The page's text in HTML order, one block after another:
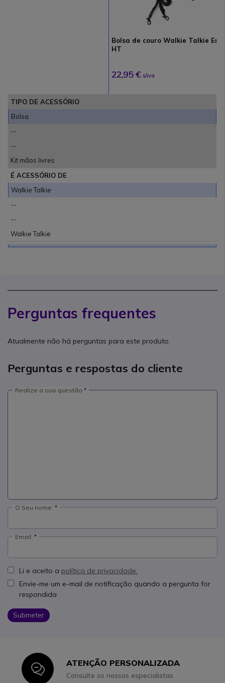
Bolsa de couro Walkie Talkie
HT
22,95 € s/iva
TIPO DE ACESSÓRIO
Bolsa
--
--
Kit mãos livres
É ACESSÓRIO DE
Walkie Talkie
--
--
Walkie Talkie
Perguntas frequentes
Atualmente não há perguntas para este produto.
Perguntas e respostas do cliente
Realize a sua questão
O Seu nome:
Email:
Li e aceito a política de privacidade.
Envie-me um e-mail de notificação quando a pergunta for
respondida
Submeter
IconATENÇÃO PERSONALIZADA
Consulte os nossos especialistas